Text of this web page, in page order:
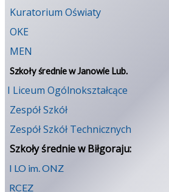
Kuratorium Oświaty
OKE
MEN
Szkoły średnie w Janowie Lub.
I Liceum Ogólnokształcące
Zespół Szkół
Zespół Szkół Technicznych
Szkoły średnie w Biłgoraju:
I LO im. ONZ
RCEZ